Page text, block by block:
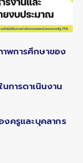
การศึกษาของ
การดาเนินงาน
ครูและบุคลากร